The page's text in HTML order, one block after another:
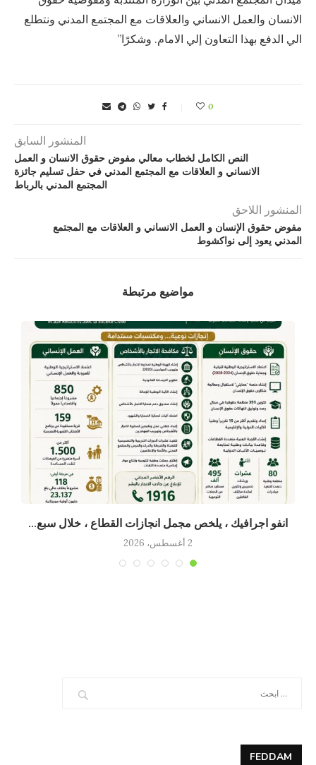
الانسان والعمل الانساني والعلاقات مع المجتمع المدني ونتطلع
الي الدفع بهذا التعاون إلي الامام. وشكرًا”
0
المنشور السابق
النص الكامل لخطاب معالي مفوض حقوق الانسان و العمل
الانساني و العلاقات مع المجتمع المدني في حفل تسليم جائزة
المجتمع المدني بالرباط
المنشور اللاحق
مفوض حقوق الإنسان و العمل الانساني و العلاقات مع المجتمع
المدني يعود إلى نواكشوط
مواضيع مرتبطة
انفو اجرافيك ، يلخص مجمل انجازات القطاع ، خلال سبع...
2 أغسطس، 2026
FEDDAM